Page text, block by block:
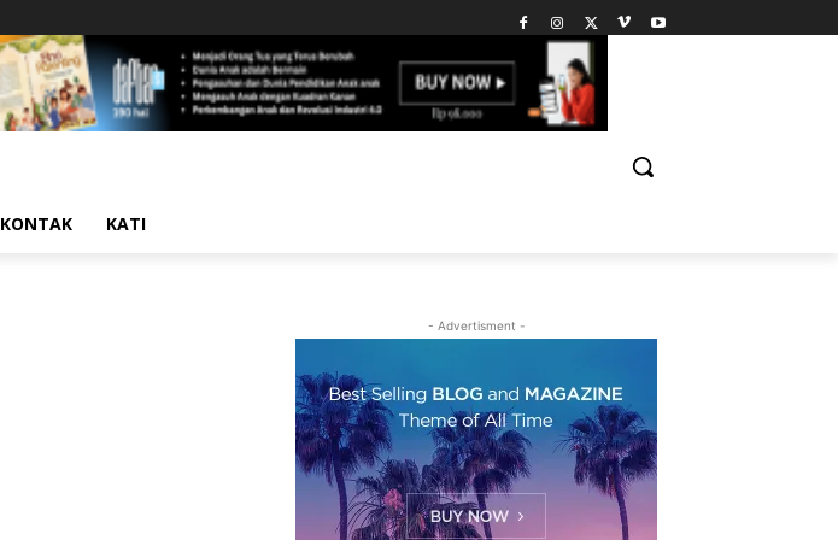
KONTAK KATI
- Advertisment -